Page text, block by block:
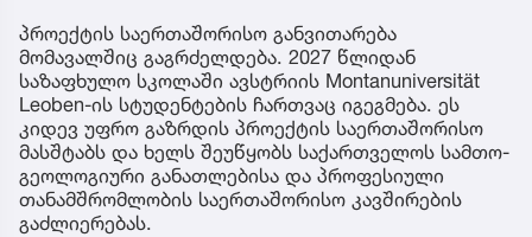
პროექტის საერთაშორისო განვითარება
მომავალშიც გაგრძელდება. 2027 წლიდან
საზაფხულო სკოლაში ავსტრიის Montanuniversität
Leoben-ის სტუდენტების ჩართვაც იგეგმება. ეს
კიდევ უფრო გაზრდის პროექტის საერთაშორისო
მასშტაბს და ხელს შეუწყობს საქართველოს სამთო-
გეოლოგიური განათლებისა და პროფესიული
თანამშრომლობის საერთაშორისო კავშირების
გაძლიერებას.